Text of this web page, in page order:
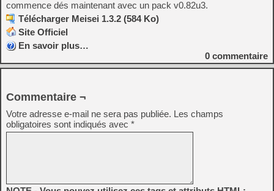
commence dés maintenant avec un pack v0.82u3.
Télécharger Meisei 1.3.2 (584 Ko)
Site Officiel
En savoir plus…
0 commentaire
Commentaire ¬
Votre adresse e-mail ne sera pas publiée. Les champs
obligatoires sont indiqués avec *